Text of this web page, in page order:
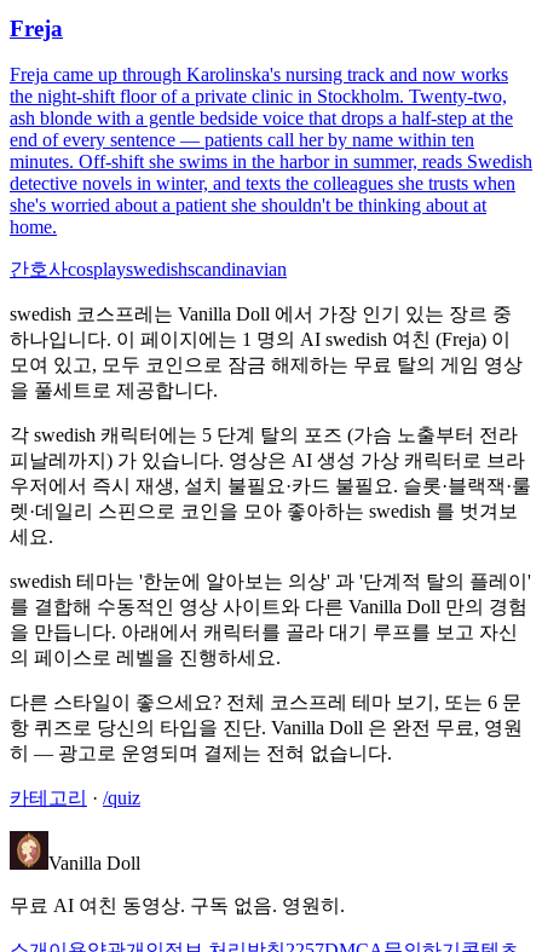
Freja
Freja came up through Karolinska's nursing track and now works
the night-shift floor of a private clinic in Stockholm. Twenty-two,
ash blonde with a gentle bedside voice that drops a half-step at the
end of every sentence — patients call her by name within ten
minutes. Off-shift she swims in the harbor in summer, reads Swedish
detective novels in winter, and texts the colleagues she trusts when
she's worried about a patient she shouldn't be thinking about at
home.
간호사cosplayswedishscandinavian
swedish 코스프레는 Vanilla Doll 에서 가장 인기 있는 장르 중
하나입니다. 이 페이지에는 1 명의 AI swedish 여친 (Freja) 이
모여 있고, 모두 코인으로 잠금 해제하는 무료 탈의 게임 영상
을 풀세트로 제공합니다.
각 swedish 캐릭터에는 5 단계 탈의 포즈 (가슴 노출부터 전라
피날레까지) 가 있습니다. 영상은 AI 생성 가상 캐릭터로 브라
우저에서 즉시 재생, 설치 불필요·카드 불필요. 슬롯·블랙잭·룰
렛·데일리 스핀으로 코인을 모아 좋아하는 swedish 를 벗겨보
세요.
swedish 테마는 '한눈에 알아보는 의상' 과 '단계적 탈의 플레이'
를 결합해 수동적인 영상 사이트와 다른 Vanilla Doll 만의 경험
을 만듭니다. 아래에서 캐릭터를 골라 대기 루프를 보고 자신
의 페이스로 레벨을 진행하세요.
다른 스타일이 좋으세요? 전체 코스프레 테마 보기, 또는 6 문
항 퀴즈로 당신의 타입을 진단. Vanilla Doll 은 완전 무료, 영원
히 — 광고로 운영되며 결제는 전혀 없습니다.
카테고리 · /quiz
Vanilla Doll
무료 AI 여친 동영상. 구독 없음. 영원히.